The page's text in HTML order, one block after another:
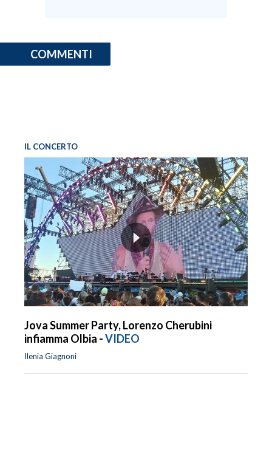
COMMENTI
IL CONCERTO
Jova Summer Party, Lorenzo Cherubini
infiamma Olbia -VIDEO
Ilenia Giagnoni